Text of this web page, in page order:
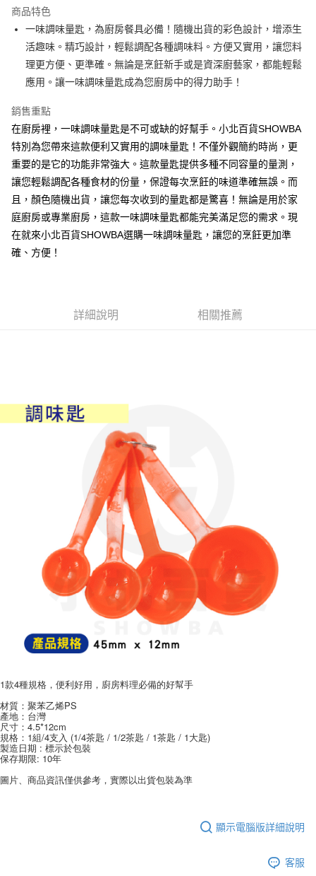
Apple Pay
街口支付
悠遊付
Google Pay
AFTEE先享後付
相關說明
【關於「AFTEE先享後付」】
AFTEE先享後付是「在收到商品之後才付款」的支付方式。 讓您購物簡單
便利好安心！
１．簡單：不需註冊會員、不需綁卡、不需儲值。
２．便利：只要手機號碼，簡訊認證，即可結帳。
【「AFTEE先享後付」結帳流程】
ATM／網路銀行／等多元方式進行付款，方視為交易完成。
【注意事項】
１．透過由恩沛科技股份有限公司提供之「AFTEE先享後付」服務完成之交
易，需依本服務之必要範圍內提供個人資料，並將交易相關給付款項請求債
權轉讓予恩沛科技股份有限公司。
２．關於個人資料處理事宜，請瀏覽以下網址：
https://aftee.tw/terms/#terms3
３．未成年的使用者請事先徵得法定代理人或監護人之同意方可使用
「AFTEE先享後付」，若未經同意申辦者引起之損失，本公司不負相關責
４．使用「AFTEE先享後付」時，將依據個別帳號之用戶狀況，依本公司即
時審查核予不同之上限額度；若仍有額度不足之情形，本公司將視審查結果
請求用戶進行身份認證。
５．嚴禁一人註冊多個帳號或使用他人資訊註冊。若發現惡意使用之情形，
恩沛科技股份有限公司將有權停止該用戶之使用額度並採取法律行動。
全家取貨付款
每筆NT$60，滿NT$599(含以上)免運費
宅配
每筆NT$120，滿NT$899(含以上)免運費
商品特色
一味調味量匙，為廚房餐具必備！隨機出貨的彩色設計，增添生
活趣味。精巧設計，輕鬆調配各種調味料。方便又實用，讓您料
理更方便、更準確。無論是烹飪新手或是資深廚藝家，都能輕鬆
應用。讓一味調味量匙成為您廚房中的得力助手！
銷售重點
在廚房裡，一味調味量匙是不可或缺的好幫手。小北百貨SHOWBA
特別為您帶來這款便利又實用的調味量匙！不僅外觀簡約時尚，更
重要的是它的功能非常強大。這款量匙提供多種不同容量的量測，
讓您輕鬆調配各種食材的份量，保證每次烹飪的味道準確無誤。而
且，顏色隨機出貨，讓您每次收到的量匙都是驚喜！無論是用於家
庭廚房或專業廚房，這款一味調味量匙都能完美滿足您的需求。現
在就來小北百貨SHOWBA選購一味調味量匙，讓您的烹飪更加準
確、方便！
詳細說明 相關推薦
1款4種規格，便利好用，廚房料理必備的好幫手
材質：聚苯乙烯PS
產地：台灣
尺寸：4.5*12cm
規格：1組/4支入 (1/4茶匙 / 1/2茶匙 / 1茶匙 / 1大匙)
製造日期 : 標示於包裝
保存期限: 10年
圖片、商品資訊僅供參考，實際以出貨包裝為準
顯示電腦版詳細說明
客服